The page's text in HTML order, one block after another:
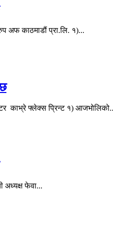
अफ काठमाडौं प्रा.लि. १)...
काभ्रे फ्लेक्स प्रिन्ट १)
अध्यक्ष फेवा...